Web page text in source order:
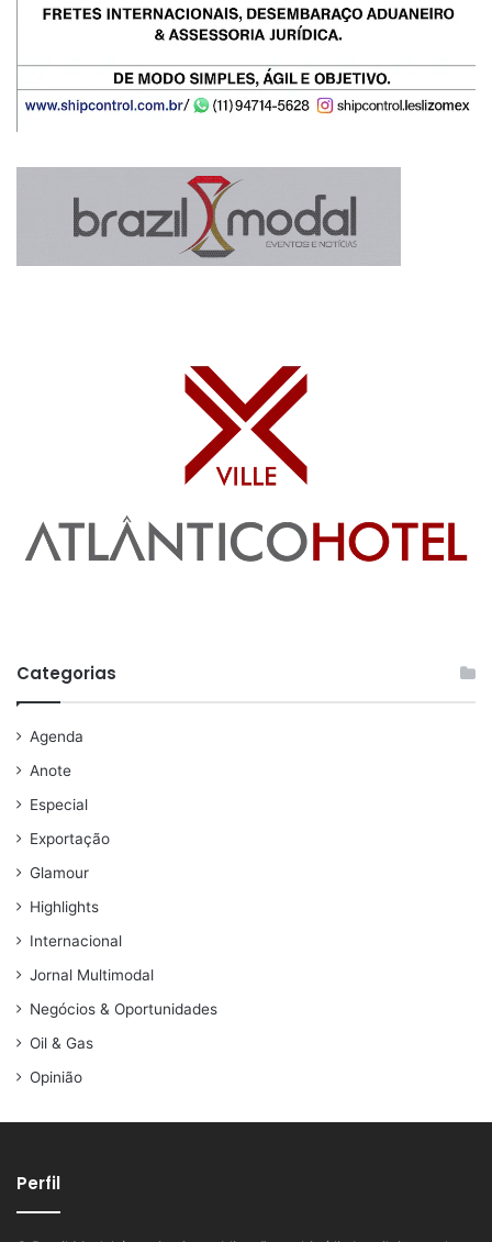
Categorias
Agenda
Anote
Especial
Exportação
Glamour
Highlights
Internacional
Jornal Multimodal
Negócios & Oportunidades
Oil & Gas
Opinião
Perfil